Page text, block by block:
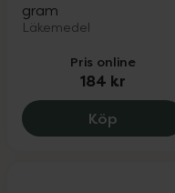
gram
Läkemedel
Pris online
184 kr
Köp Vi-